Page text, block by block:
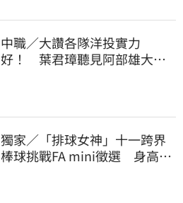
中職／大讚各隊洋投實力
好！ 葉君璋聽見阿部雄大被
獨家／「排球女神」十一跨界
棒球挑戰FA mini徵選 身高